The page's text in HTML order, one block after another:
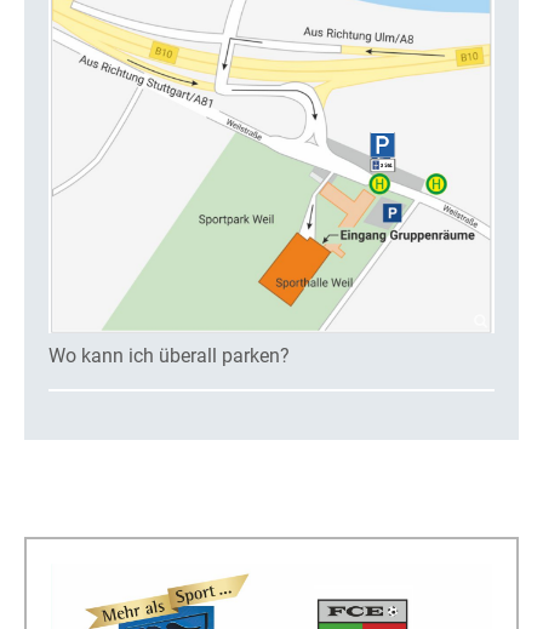
Wo kann ich überall parken?